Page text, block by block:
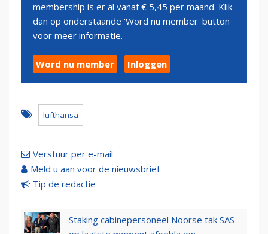
membership is er al vanaf € 5,45 per maand. Klik
dan op onderstaande 'Word nu member' button
voor meer informatie.
Word nu member Inloggen
lufthansa
Verstuur per e-mail
Meld u aan voor de nieuwsbrief
Tip de redactie
Staking cabinepersoneel Noorse tak SAS